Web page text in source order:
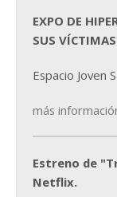
EXPO DE
SUS VÍCTIMAS
Espacio Joven
más
Estreno de
Netflix.